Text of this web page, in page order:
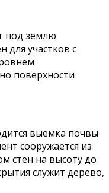
под землю
для участков с
поверхности
выемка почвы
сооружается из
стен на высоту до
служит дерево,